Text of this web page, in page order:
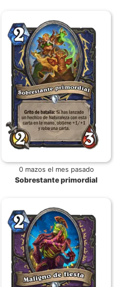
0 mazos el mes pasado
Sobrestante primordial